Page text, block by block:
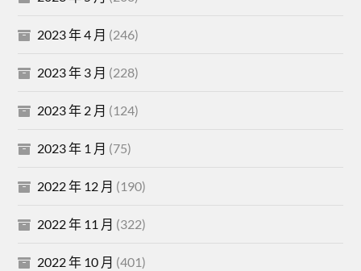
2023 年 4 月 (246)
2023 年 3 月 (228)
2023 年 2 月 (124)
2023 年 1 月 (75)
2022 年 12 月 (190)
2022 年 11 月 (322)
2022 年 10 月 (401)